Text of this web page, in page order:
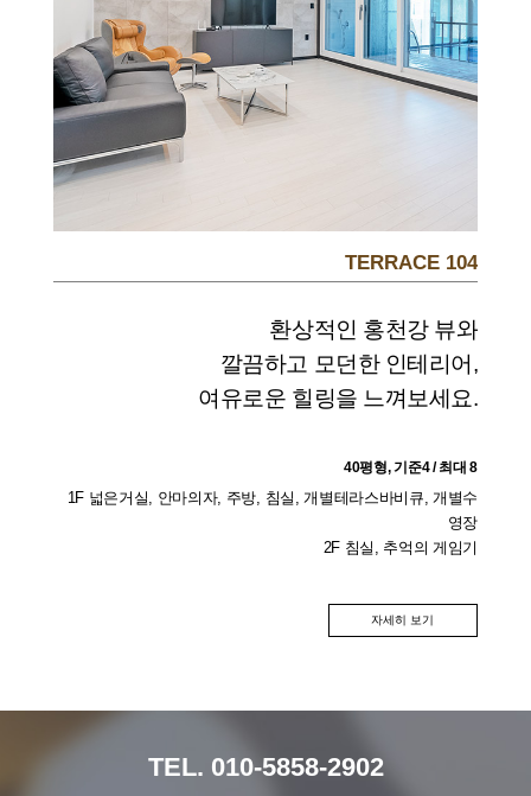
TERRACE 104
환상적인 홍천강 뷰와
깔끔하고 모던한 인테리어,
여유로운 힐링을 느껴보세요.
40평형, 기준4 / 최대 8
1F 넓은거실, 안마의자, 주방, 침실, 개별테라스바비큐, 개별수
영장
2F 침실, 추억의 게임기
자세히 보기
TEL. 010-5858-2902